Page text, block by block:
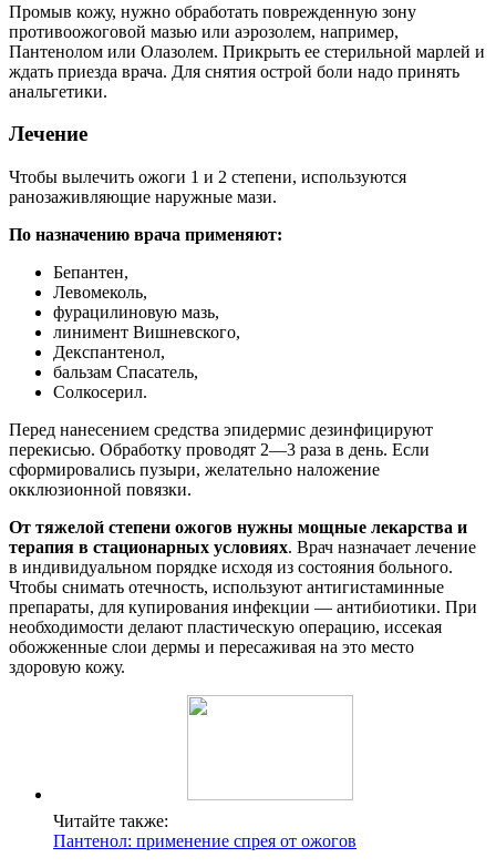
Промыв кожу, нужно обработать поврежденную зону
противоожоговой мазью или аэрозолем, например,
Пантенолом или Олазолем. Прикрыть ее стерильной марлей и
ждать приезда врача. Для снятия острой боли надо принять
анальгетики.
Лечение
Чтобы вылечить ожоги 1 и 2 степени, используются
ранозаживляющие наружные мази.
По назначению врача применяют:
Бепантен,
Левомеколь,
фурацилиновую мазь,
линимент Вишневского,
Декспантенол,
бальзам Спасатель,
Солкосерил.
Перед нанесением средства эпидермис дезинфицируют
перекисью. Обработку проводят 2—3 раза в день. Если
сформировались пузыри, желательно наложение
окклюзионной повязки.
От тяжелой степени ожогов нужны мощные лекарства и
терапия в стационарных условиях. Врач назначает лечение
в индивидуальном порядке исходя из состояния больного.
Чтобы снимать отечность, используют антигистаминные
препараты, для купирования инфекции — антибиотики. При
необходимости делают пластическую операцию, иссекая
обожженные слои дермы и пересаживая на это место
здоровую кожу.
Читайте также:
Пантенол: применение спрея от ожогов